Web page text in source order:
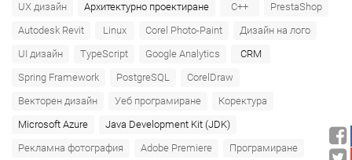
UX дизайн
Архитектурно проектиране C++
PrestaShop
Autodesk Revit
Linux Corel Photo-Paint
Дизайн на лого
UI дизайн
TypeScript Google Analytics
CRM
Spring Framework
PostgreSQL
CorelDraw
Векторен дизайн
Уеб програмиране
Коректура
Microsoft Azure‎
Java Development Kit (JDK)
Рекламна фотография
Adobe Premiere
Програмиране